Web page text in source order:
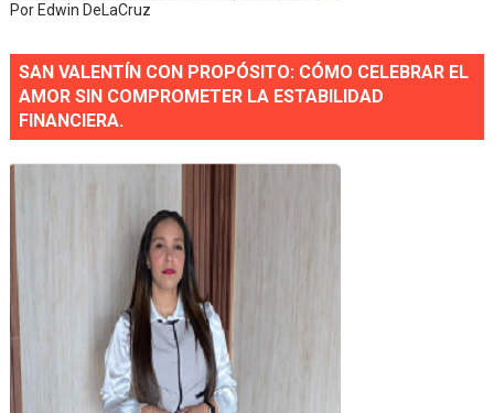
Por Edwin DeLaCruz
SAN VALENTÍN CON PROPÓSITO: CÓMO CELEBRAR EL
AMOR SIN COMPROMETER LA ESTABILIDAD
FINANCIERA.